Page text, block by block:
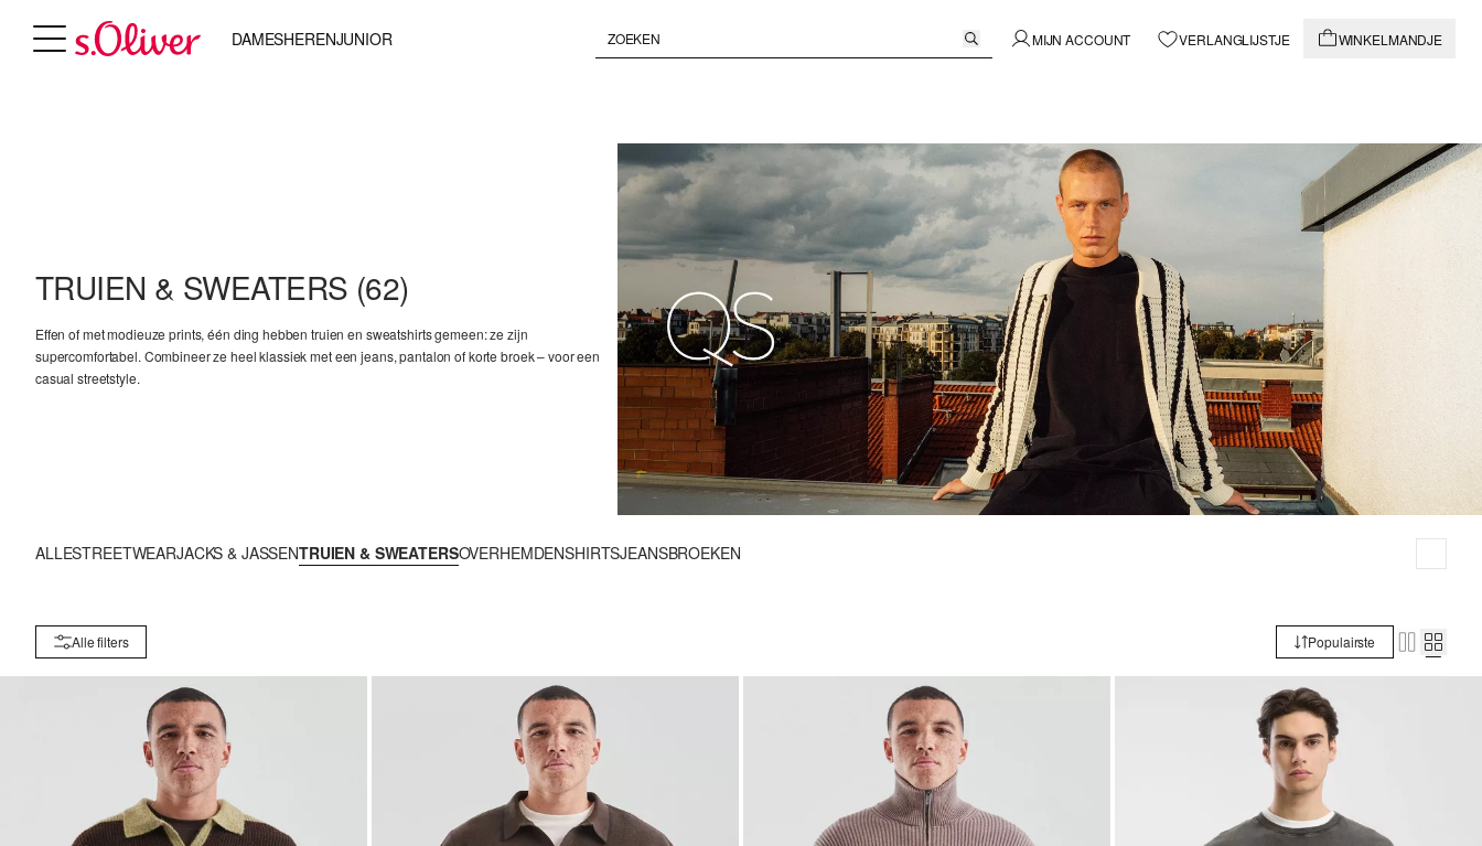
DAMESHERENJUNIOR MIJN ACCOUNT VERLANGLIJSTJE WINKELMANDJE
TRUIEN & SWEATERS (62)
Effen of met modieuze prints, één ding hebben truien en sweatshirts gemeen: ze zijn
supercomfortabel. Combineer ze heel klassiek met een jeans, pantalon of korte broek – voor een
casual streetstyle.
ALLESTREETWEARJACKS & JASSENTRUIEN & SWEATERSOVERHEMDENSHIRTSJEANSBROEKEN
Alle filters Populairste